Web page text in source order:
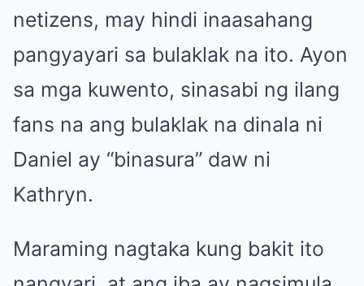
netizens, may hindi inaasahang
pangyayari sa bulaklak na ito. Ayon
sa mga kuwento, sinasabi ng ilang
fans na ang bulaklak na dinala ni
Daniel ay “binasura” daw ni
Kathryn.
Maraming nagtaka kung bakit ito